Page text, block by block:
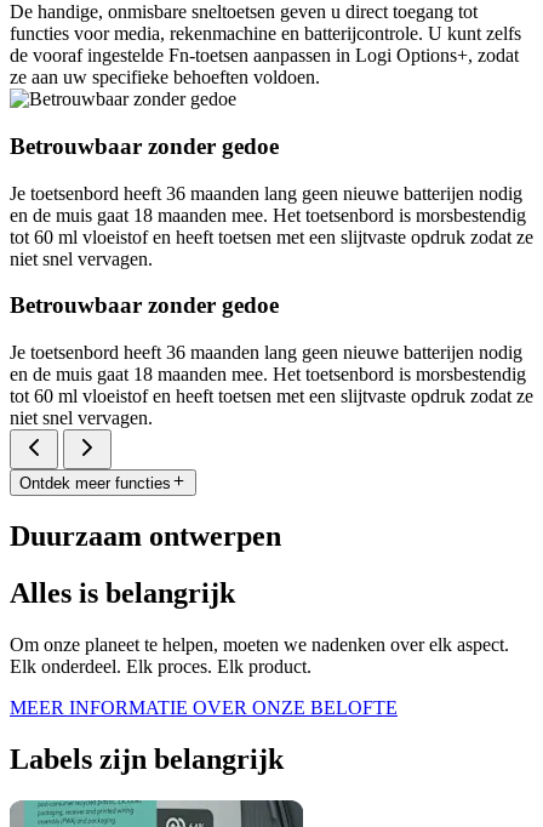
De handige, onmisbare sneltoetsen geven u direct toegang tot
functies voor media, rekenmachine en batterijcontrole. U kunt zelfs
de vooraf ingestelde Fn-toetsen aanpassen in Logi Options+, zodat
ze aan uw specifieke behoeften voldoen.
Betrouwbaar zonder gedoe
Je toetsenbord heeft 36 maanden lang geen nieuwe batterijen nodig
en de muis gaat 18 maanden mee. Het toetsenbord is morsbestendig
tot 60 ml vloeistof en heeft toetsen met een slijtvaste opdruk zodat ze
niet snel vervagen.
Betrouwbaar zonder gedoe
Je toetsenbord heeft 36 maanden lang geen nieuwe batterijen nodig
en de muis gaat 18 maanden mee. Het toetsenbord is morsbestendig
tot 60 ml vloeistof en heeft toetsen met een slijtvaste opdruk zodat ze
niet snel vervagen.
Ontdek meer functies
Duurzaam ontwerpen
Alles is belangrijk
Om onze planeet te helpen, moeten we nadenken over elk aspect.
Elk onderdeel. Elk proces. Elk product.
MEER INFORMATIE OVER ONZE BELOFTE
Labels zijn belangrijk